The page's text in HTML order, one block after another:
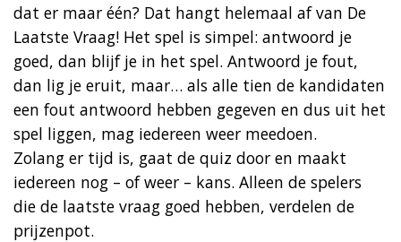
dat er maar één? Dat hangt helemaal af van De
Laatste Vraag! Het spel is simpel: antwoord je
goed, dan blijf je in het spel. Antwoord je fout,
dan lig je eruit, maar… als alle tien de kandidaten
een fout antwoord hebben gegeven en dus uit het
spel liggen, mag iedereen weer meedoen.
Zolang er tijd is, gaat de quiz door en maakt
iedereen nog – of weer – kans. Alleen de spelers
die de laatste vraag goed hebben, verdelen de
prijzenpot.